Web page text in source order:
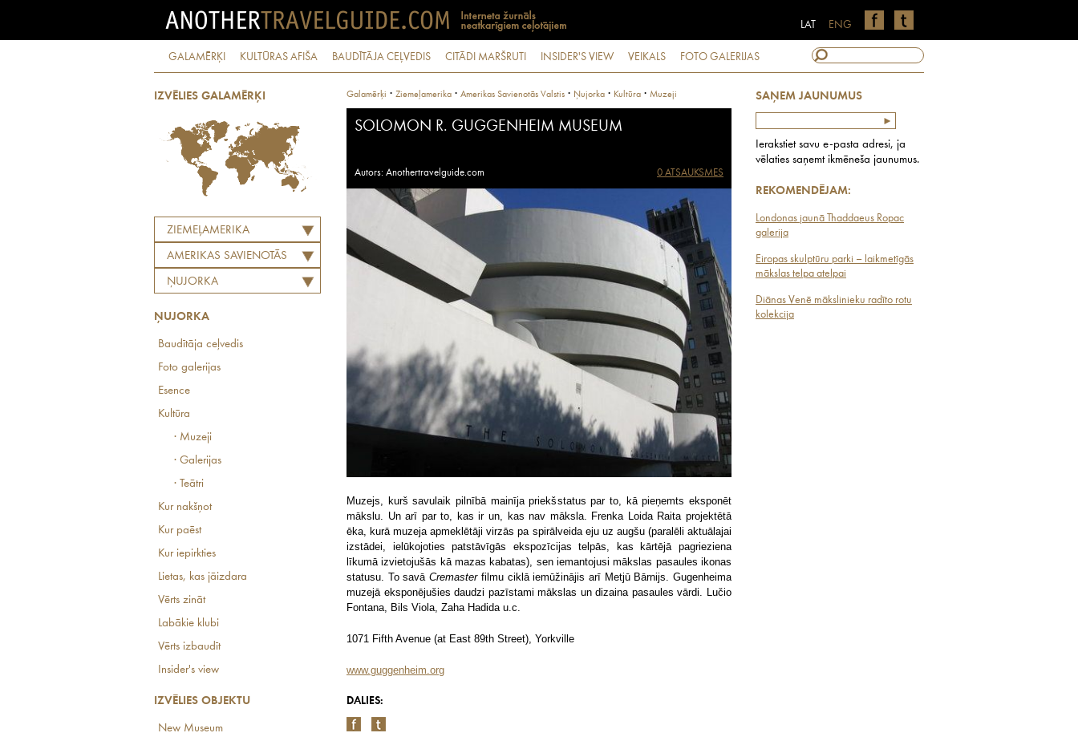
ENG
LAT
GALAMĒRĶI KULTŪRAS AFIŠA BAUDĪTĀJA CEĻVEDIS CITĀDI MARŠRUTI INSIDER'S VIEW VEIKALS FOTO GALERIJAS
IZVĒLIES GALAMĒRĶI
ZIEMEĻAMERIKA
AMERIKAS SAVIENOTĀS
VALSTIS
ŅUJORKA
ŅUJORKA
Baudītāja ceļvedis
Foto galerijas
Esence
Kultūra
· Muzeji
· Galerijas
· Teātri
Kur nakšņot
Kur paēst
Kur iepirkties
Lietas, kas jāizdara
Vērts zināt
Labākie klubi
Vērts izbaudīt
Insider's view
IZVĒLIES OBJEKTU
New Museum
SAŅEM JAUNUMUS
Ierakstiet savu e-pasta adresi, ja
vēlaties saņemt ikmēneša jaunumus.
REKOMENDĒJAM:
Londonas jaunā Thaddaeus Ropac
galerija
Eiropas skulptūru parki – laikmetīgās
mākslas telpa atelpai
Diānas Venē mākslinieku radīto rotu
kolekcija
Galamērķi · Ziemeļamerika · Amerikas Savienotās Valstis · Ņujorka · Kultūra · Muzeji
SOLOMON R. GUGGENHEIM MUSEUM
Autors: Anothertravelguide.com 0 ATSAUKSMES
Muzejs, kurš savulaik pilnībā mainīja priekšstatus par to, kā pieņemts eksponēt
mākslu. Un arī par to, kas ir un, kas nav māksla. Frenka Loida Raita projektētā
ēka, kurā muzeja apmeklētāji virzās pa spirālveida eju uz augšu (paralēli aktuālajai
izstādei, ielūkojoties patstāvīgās ekspozīcijas telpās, kas kārtējā pagrieziena
līkumā izvietojušās kā mazas kabatas), sen iemantojusi mākslas pasaules ikonas
statusu. To savāCremasterfilmu ciklā iemūžinājis arī Metjū Bārnijs. Gugenheima
muzejā eksponējušies daudzi pazīstami mākslas un dizaina pasaules vārdi. Lučio
Fontana, Bils Viola, Zaha Hadida u.c.
1071 Fifth Avenue (at East 89th Street), Yorkville
www.guggenheim.org
DALIES: